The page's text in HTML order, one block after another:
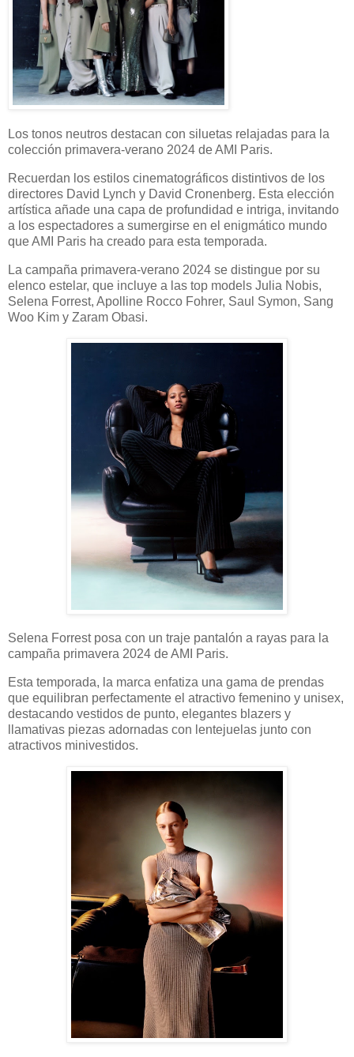
Los tonos neutros destacan con siluetas relajadas para la
colección primavera-verano 2024 de AMI Paris.
Recuerdan los estilos cinematográficos distintivos de los
directores David Lynch y David Cronenberg. Esta elección
artística añade una capa de profundidad e intriga, invitando
a los espectadores a sumergirse en el enigmático mundo
que AMI Paris ha creado para esta temporada.
La campaña primavera-verano 2024 se distingue por su
elenco estelar, que incluye a las top models Julia Nobis,
Selena Forrest, Apolline Rocco Fohrer, Saul Symon, Sang
Woo Kim y Zaram Obasi.
Selena Forrest posa con un traje pantalón a rayas para la
campaña primavera 2024 de AMI Paris.
Esta temporada, la marca enfatiza una gama de prendas
que equilibran perfectamente el atractivo femenino y unisex,
destacando vestidos de punto, elegantes blazers y
llamativas piezas adornadas con lentejuelas junto con
atractivos minivestidos.